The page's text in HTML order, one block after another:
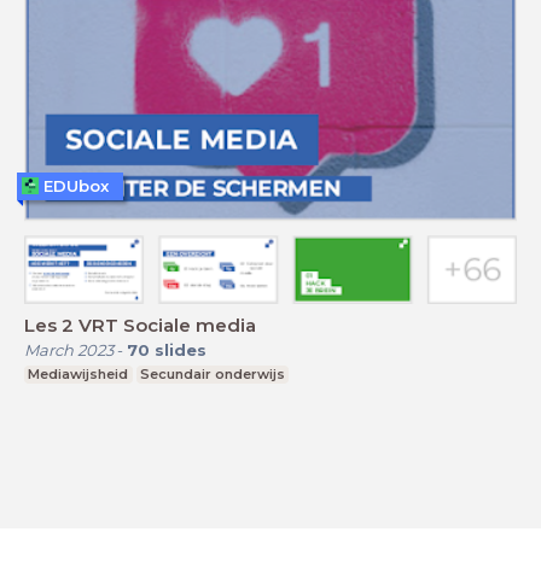
Les 2 VRT Sociale media
March 2023- 70 slides
Mediawijsheid Secundair onderwijs
EDUbox